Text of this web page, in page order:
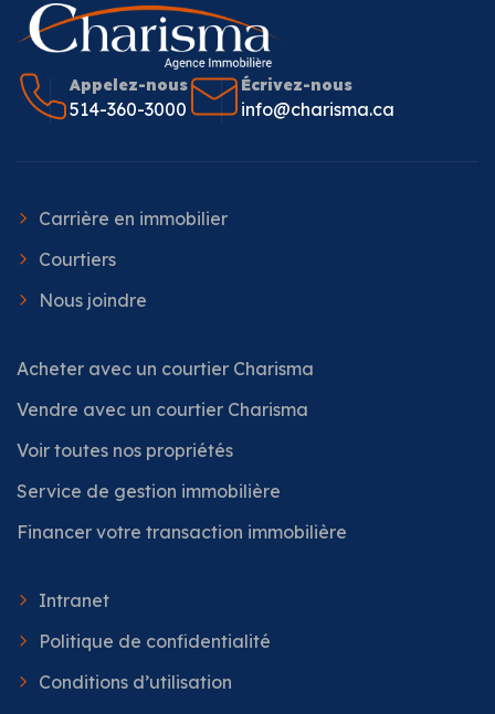
Appelez-nous
514-360-3000
Écrivez-nous
info@charisma.ca
Carrière en immobilier
Courtiers
Nous joindre
Acheter avec un courtier Charisma
Vendre avec un courtier Charisma
Voir toutes nos propriétés
Service de gestion immobilière
Financer votre transaction immobilière
Intranet
Politique de confidentialité
Conditions d’utilisation